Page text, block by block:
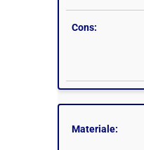
Cons:
Materiale: